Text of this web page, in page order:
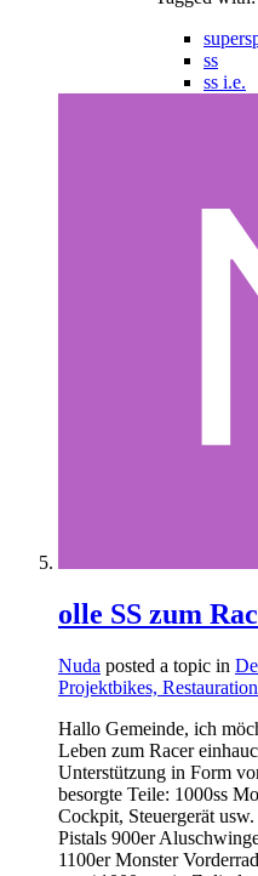
ss
ss i.e.
olle SS zum
Nuda posted a topic in
Projektbikes,
Hallo Gemeinde, ich
Leben zum Racer
Unterstützung in Form
besorgte Teile: 1000ss
Cockpit, Steuergerät
Pistals 900er
1100er Monster